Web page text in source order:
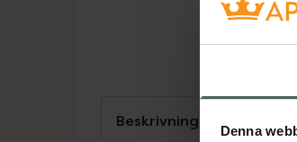
Denna
Beskrivning